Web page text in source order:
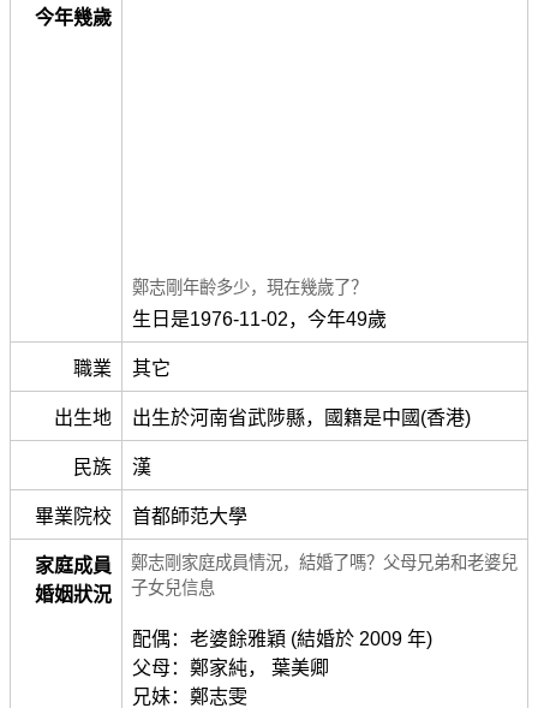
今年幾歲
鄭志剛年齡多少，現在幾歲了？
生日是1976-11-02，今年49歲
職業 其它
出生地 出生於河南省武陟縣，國籍是中國(香港)
民族 漢
畢業院校 首都師范大學
家庭成員
婚姻狀況
鄭志剛家庭成員情況，結婚了嗎？父母兄弟和老婆兒
子女兒信息
配偶：老婆餘雅穎 (結婚於 2009 年)
父母：鄭家純， 葉美卿
兄妹：鄭志雯